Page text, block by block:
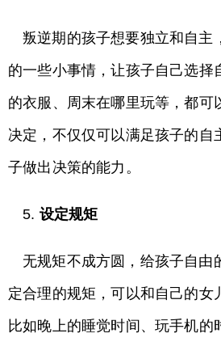
叛逆期的孩子想要独立和自主
的一些小事情，让孩子自己选择
的衣服、周末在哪里玩等，都可
决定，不仅仅可以满足孩子的自
子做出决策的能力。
5. 设定规矩
无规矩不成方圆，给孩子自由
定合理的规矩，可以和自己的女
比如晚上的睡觉时间、玩手机的